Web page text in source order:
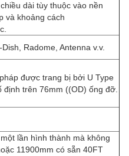
dài tùy thuộc vào nền
và khoảng cách
Radome, Antenna v.v.
được trang bị bởi U Type
định trên 76mm ((OD) ống đỡ.
lần hình thành mà không
11900mm có sẵn 40FT